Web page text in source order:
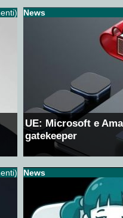
News
UE: Microsoft e
gatekeeper
News